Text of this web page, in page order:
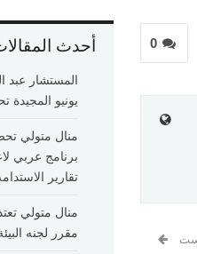
0 أحدث
يونيو المجيدة
منال متولي
برنامج عربي
تقارير
منال متولي
مقرر لجنه